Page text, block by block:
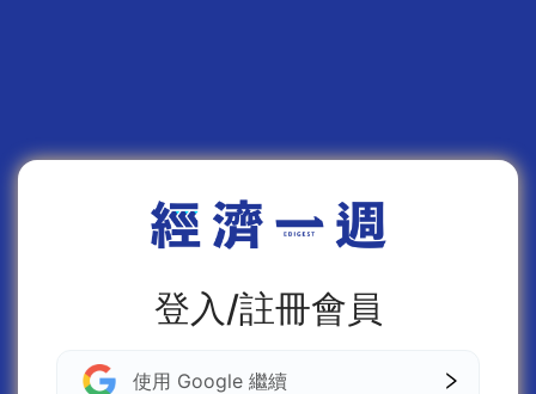
登入/註冊會員
使用 Google 繼續